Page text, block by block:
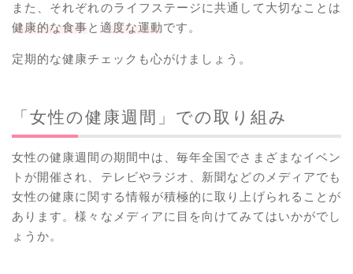
また、それぞれのライフステージに共通して大切なことは
健康的な食事と 適度な運動です。
定期的な健康チェックも心がけましょう。
「女性の健康週間」での取り組み
女性の健康週間の期間中は、毎年全国でさまざまなイベン
トが開催され、テレビやラジオ、新聞などのメディアでも
女性の健康に関する情報が積極的に取り上げられることが
あります。様々なメディアに目を向けてみてはいかがでし
ょうか。